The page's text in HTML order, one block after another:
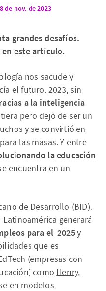
de nov. de 2023
grandes desafíos.
este artículo.
nos sacude y
el futuro. 2023, sin
a la inteligencia
pero dejó de ser un
y se convirtió en
las masas. Y entre
la educación
encuentra en un
de Desarrollo (BID),
generará
para el 2025y
que es
(empresas con
como Henry,
en modelos